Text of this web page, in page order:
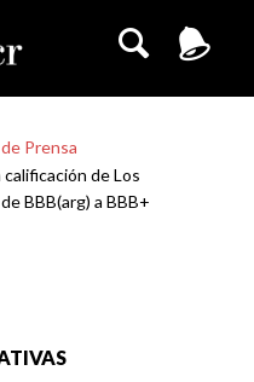
Prensa
calificación de Los
BBB(arg) a BBB+